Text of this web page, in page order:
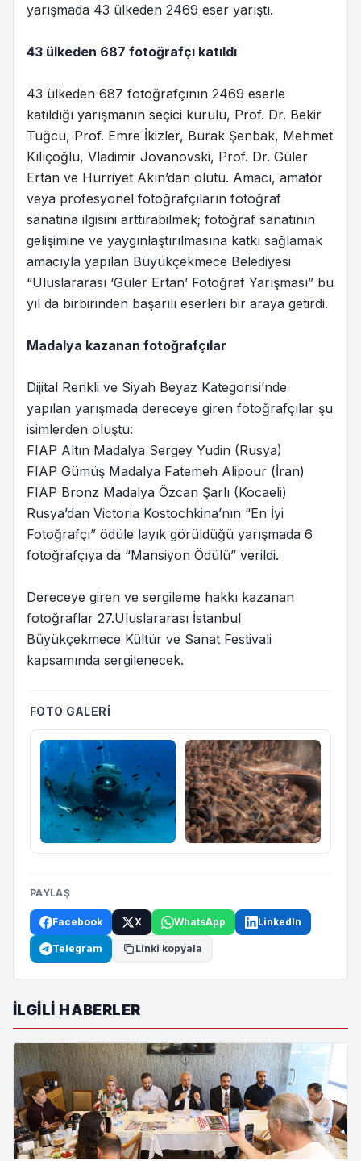
yarışmada 43 ülkeden 2469 eser yarıştı.
43 ülkeden 687 fotoğrafçı katıldı
43 ülkeden 687 fotoğrafçının 2469 eserle
katıldığı yarışmanın seçici kurulu, Prof. Dr. Bekir
Tuğcu, Prof. Emre İkizler, Burak Şenbak, Mehmet
Kılıçoğlu, Vladimir Jovanovski, Prof. Dr. Güler
Ertan ve Hürriyet Akın’dan olutu. Amacı, amatör
veya profesyonel fotoğrafçıların fotoğraf
sanatına ilgisini arttırabilmek; fotoğraf sanatının
gelişimine ve yaygınlaştırılmasına katkı sağlamak
amacıyla yapılan Büyükçekmece Belediyesi
“Uluslararası ‘Güler Ertan’ Fotoğraf Yarışması” bu
yıl da birbirinden başarılı eserleri bir araya getirdi.
Madalya kazanan fotoğrafçılar
Dijital Renkli ve Siyah Beyaz Kategorisi’nde
yapılan yarışmada dereceye giren fotoğrafçılar şu
isimlerden oluştu:
FIAP Altın Madalya Sergey Yudin (Rusya)
FIAP Gümüş Madalya Fatemeh Alipour (İran)
FIAP Bronz Madalya Özcan Şarlı (Kocaeli)
Rusya’dan Victoria Kostochkina’nın “En İyi
Fotoğrafçı” ödüle layık görüldüğü yarışmada 6
fotoğrafçıya da “Mansiyon Ödülü” verildi.
Dereceye giren ve sergileme hakkı kazanan
fotoğraflar 27.Uluslararası İstanbul
Büyükçekmece Kültür ve Sanat Festivali
kapsamında sergilenecek.
FOTO GALERI
PAYLAŞ
Facebook X WhatsApp LinkedIn
Telegram Linki kopyala
İLGILI HABERLER